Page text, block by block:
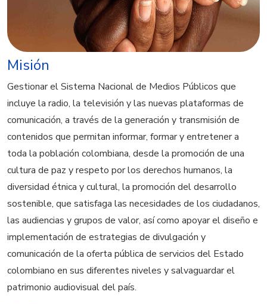
Misión
Gestionar el Sistema Nacional de Medios Públicos que
incluye la radio, la televisión y las nuevas plataformas de
comunicación, a través de la generación y transmisión de
contenidos que permitan informar, formar y entretener a
toda la población colombiana, desde la promoción de una
cultura de paz y respeto por los derechos humanos, la
diversidad étnica y cultural, la promoción del desarrollo
sostenible, que satisfaga las necesidades de los ciudadanos,
las audiencias y grupos de valor, así como apoyar el diseño e
implementación de estrategias de divulgación y
comunicación de la oferta pública de servicios del Estado
colombiano en sus diferentes niveles y salvaguardar el
patrimonio audiovisual del país.